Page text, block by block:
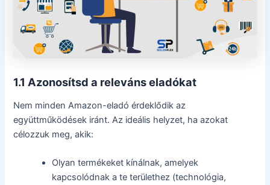
1.1 Azonosítsd a releváns eladókat
Nem minden Amazon-eladó érdeklődik az
együttműködések iránt. Az ideális helyzet, ha azokat
célozzuk meg, akik:
Olyan termékeket kínálnak, amelyek
kapcsolódnak a te területhez (technológia,